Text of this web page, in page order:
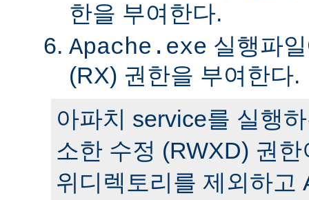
한을 부여한다.
Apache.exe 실행파
(RX) 권한을 부여한다.
아파치 service를 실행
소한 수정 (RWXD) 권
위디렉토리를 제외하고